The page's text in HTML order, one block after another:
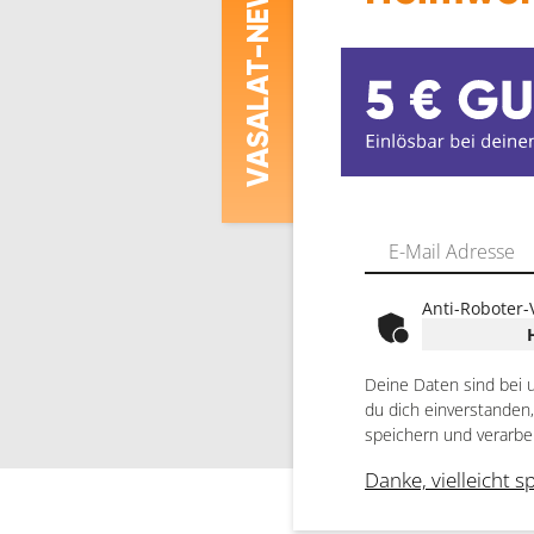
V
ASALAT
Anti-
Deine Daten sind bei
du dich
speichern und
Danke, vielleicht